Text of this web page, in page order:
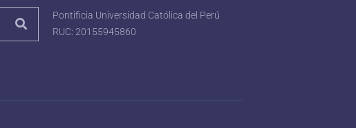
Pontificia Universidad Católica del Perú
RUC: 20155945860